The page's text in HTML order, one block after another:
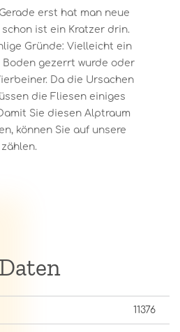
erst hat man neue
ist ein Kratzer drin.
Gründe: Vielleicht ein
Boden gezerrt wurde oder
Da die Ursachen
die Fliesen einiges
Sie diesen Alptraum
können Sie auf unsere
11376